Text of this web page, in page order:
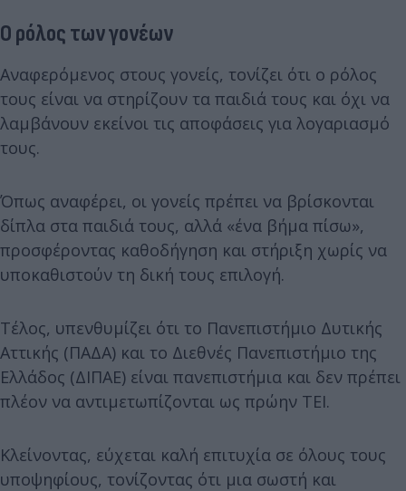
Ο ρόλος των γονέων
Αναφερόμενος στους γονείς, τονίζει ότι ο ρόλος
τους είναι να στηρίζουν τα παιδιά τους και όχι να
λαμβάνουν εκείνοι τις αποφάσεις για λογαριασμό
τους.
Όπως αναφέρει, οι γονείς πρέπει να βρίσκονται
δίπλα στα παιδιά τους, αλλά «ένα βήμα πίσω»,
προσφέροντας καθοδήγηση και στήριξη χωρίς να
υποκαθιστούν τη δική τους επιλογή.
Τέλος, υπενθυμίζει ότι το Πανεπιστήμιο Δυτικής
Αττικής (ΠΑΔΑ) και το Διεθνές Πανεπιστήμιο της
Ελλάδος (ΔΙΠΑΕ) είναι πανεπιστήμια και δεν πρέπει
πλέον να αντιμετωπίζονται ως πρώην ΤΕΙ.
Κλείνοντας, εύχεται καλή επιτυχία σε όλους τους
υποψηφίους, τονίζοντας ότι μια σωστή και